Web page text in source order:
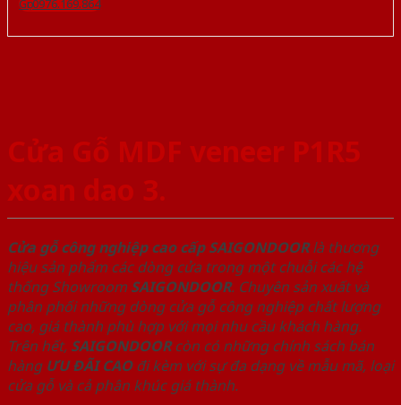
Gọi 0976.169.864
Cửa Gỗ MDF veneer P1R5
xoan dao 3.
Cửa gỗ công nghiệp cao cấp SAIGONDOORlà thương
hiệu sản phẩm các dòng cửa trong một chuỗi các hệ
thống Showroom SAIGONDOOR. Chuyên sản xuất và
phân phối những dòng cửa gỗ công nghiệp chất lượng
cao, giá thành phù hợp với mọi nhu cầu khách hàng.
Trên hết, SAIGONDOORcòn có những chính sách bán
hàng ƯU ĐÃI CAOđi kèm với sự đa dạng về mẫu mã, loại
cửa gỗ và cả phân khúc giá thành.